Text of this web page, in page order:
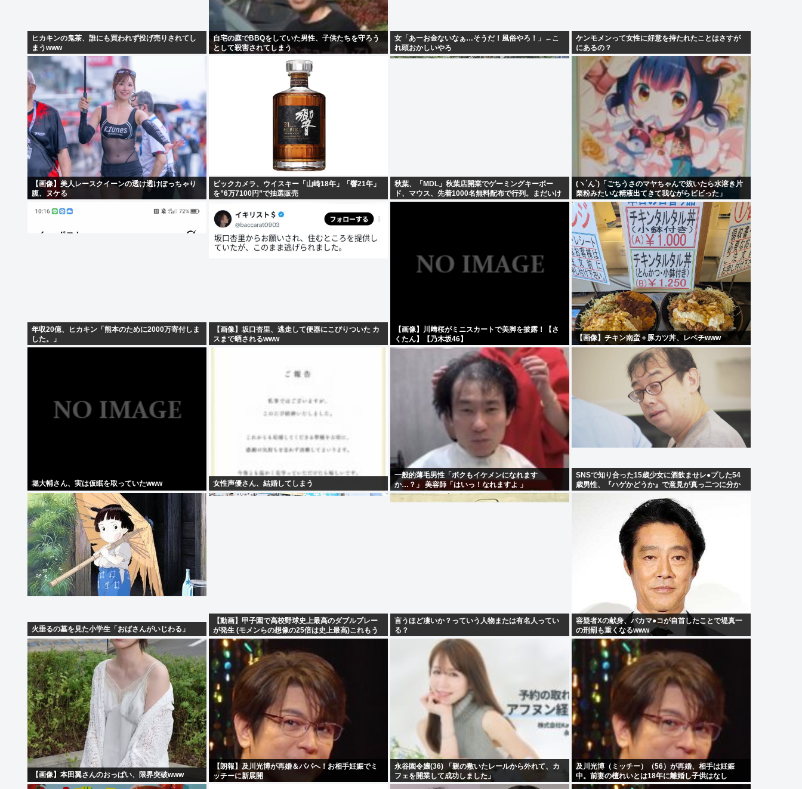
ヒカキンの鬼茶、誰にも買われず投げ売りされてし
まうwww
自宅の庭でBBQをしていた男性、子供たちを守ろう
として殺害されてしまう
女「あーお金ないなぁ…そうだ！風俗やろ！」←こ
れ頭おかしいやろ
ケンモメンって女性に好意を持たれたことはさすが
にあるの？
【画像】美人レースクイーンの透け透けぽっちゃり
腹、ヌケる
ビックカメラ、ウイスキー「山崎18年」「響21年」
を”6万7100円”で抽選販売
秋葉、「MDL」秋葉店開業でゲーミングキーボー
ド、マウス、先着1000名無料配布で行列。まだいけ
るぞ急げ!!
(ヽ´ん`)「ごちうさのマヤちゃんで抜いたら水溶き片
栗粉みたいな精液出てきて我ながらビビった」
年収20億、ヒカキン「熊本のために2000万寄付しま
した。」
【画像】坂口杏里、逃走して便器にこびりついた カ
スまで晒されるwww
【画像】川﨑桜がミニスカートで美脚を披露！【さ
くたん】【乃木坂46】
【画像】チキン南蛮＋豚カツ丼、レベチwww
堀大輔さん、実は仮眠を取っていたwww 女性声優さん、結婚してしまう
一般的薄毛男性「ボクもイケメンになれます
か…？」 美容師「はいっ！なれますよ 」
SNSで知り合った15歳少女に酒飲ませレ●プした54
歳男性、『ハゲかどうか』で意見が真っ二つに分か
れる
火垂るの墓を見た小学生「おばさんがいじわる」
【動画】甲子園で高校野球史上最高のダブルプレー
が発生 (モメンらの想像の25倍は史上最高)これもう
プロ野球超えてるだろ…
言うほど凄いか？っていう人物または有名人ってい
る？
容疑者Xの献身、バカマ●コが自首したことで堤真一
の刑罰も重くなるwww
【画像】本田翼さんのおっぱい、限界突破www
【朗報】及川光博が再婚＆パパへ！お相手妊娠でミ
ッチーに新展開
永谷園令嬢(36) 「親の敷いたレールから外れて、カ
フェを開業して成功しました」
及川光博（ミッチー）（56）が再婚、相手は妊娠
中。前妻の檀れいとは18年に離婚し子供はなし